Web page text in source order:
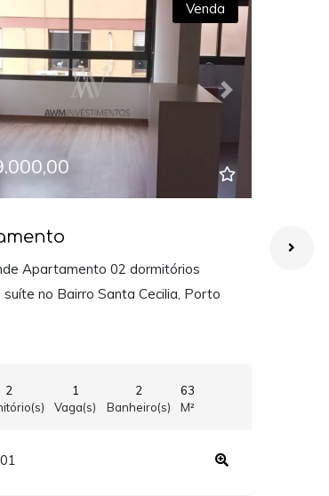
Next
Venda
Apartamento 02 dormitórios
no Bairro Santa Cecilia, Porto
2
1
Vaga(s)
2
Banheiro(s)
63
M²